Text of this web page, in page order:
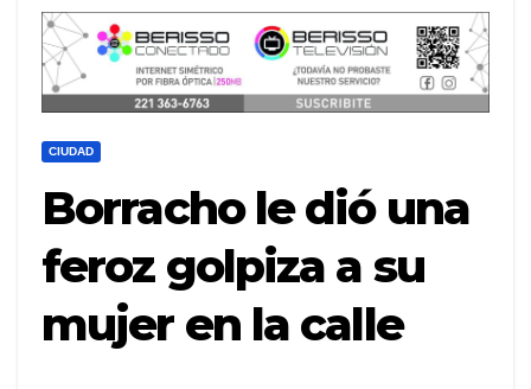
CIUDAD
Borracho le dió una
feroz golpiza a su
mujer en la calle